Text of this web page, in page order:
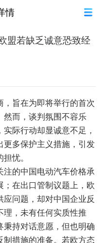
情
盟若缺乏诚意恐致经
旨在为即将举行的首次
然而，谈判氛围不容乐
际行动却显诚意不足，
更多保护主义措施，引发
忧。
的中国电动汽车价格承
在出口管制议题上，欧
问题，却对中国企业反
理，未有任何实质性推
持对话意愿，但也明确
制措施的准备。若欧方态